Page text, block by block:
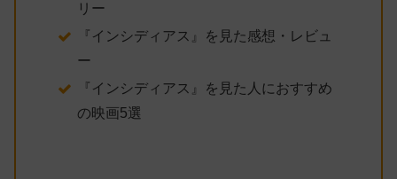
リー
『インシディアス』を見た感想・レビュ
ー
『インシディアス』を見た人におすすめ
の映画5選